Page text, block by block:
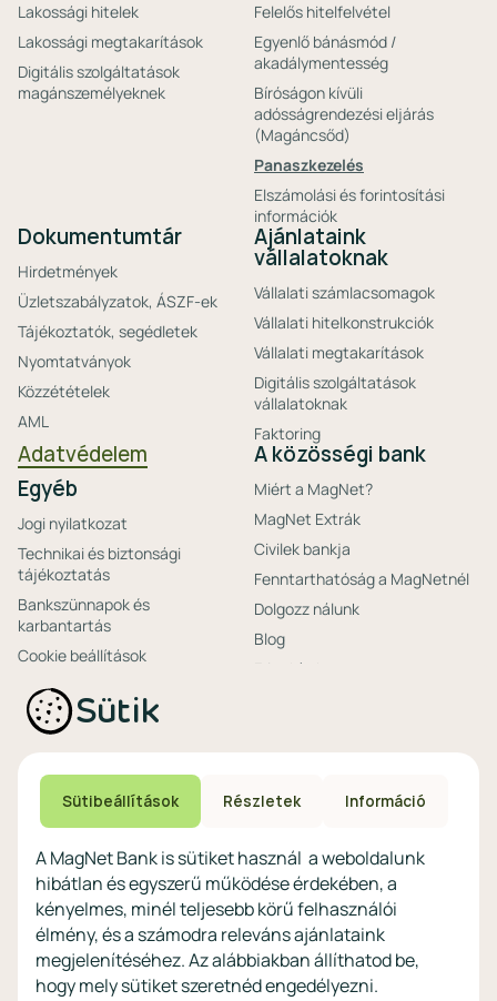
Lakossági hitelek
Lakossági megtakarítások
Digitális szolgáltatások
magánszemélyeknek
Felelős hitelfelvétel
Egyenlő bánásmód /
akadálymentesség
Bíróságon kívüli
adósságrendezési eljárás
(Magáncsőd)
Panaszkezelés
Elszámolási és forintosítási
információk
Dokumentumtár
Hirdetmények
Üzletszabályzatok, ÁSZF-ek
Tájékoztatók, segédletek
Nyomtatványok
Közzétételek
AML
Ajánlataink
vállalatoknak
Vállalati számlacsomagok
Vállalati hitelkonstrukciók
Vállalati megtakarítások
Digitális szolgáltatások
vállalatoknak
Faktoring
Adatvédelem
Egyéb
Jogi nyilatkozat
Technikai és biztonsági
tájékoztatás
Bankszünnapok és
karbantartás
Cookie beállítások
A közösségi bank
Miért a MagNet?
MagNet Extrák
Civilek bankja
Fenntarthatóság a MagNetnél
Dolgozz nálunk
Blog
Friss hírek
Ajánlataink non-
profitoknak
számlacsomagok
Megtakarítások non-
profitoknak
Digitális szolgáltatások non-
profitoknak
eszközökön
Vértezze fel magát a
kibercsalásokkal
szemben!
Látogasson el a KiberPajzs
honlapra!
Sütik
Sütibeállítások Részletek Információ
A MagNet Bank is sütiket használ a weboldalunk
hibátlan és egyszerű működése érdekében, a
kényelmes, minél teljesebb körű felhasználói
élmény, és a számodra releváns ajánlataink
megjelenítéséhez. Az alábbiakban állíthatod be,
hogy mely sütiket szeretnéd engedélyezni.